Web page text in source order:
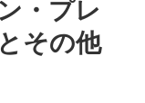
・プレ
その他